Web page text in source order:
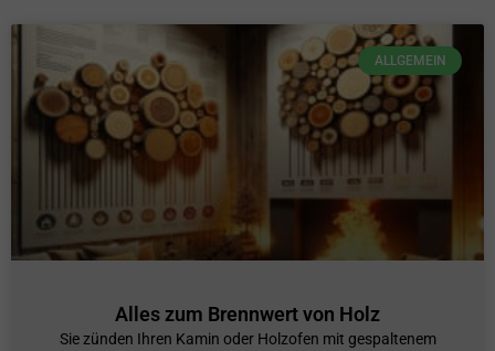
ALLGEMEIN
Alles zum Brennwert von Holz
Sie zünden Ihren Kamin oder Holzofen mit gespaltenem